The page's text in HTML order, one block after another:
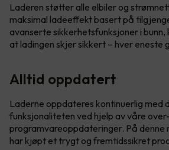
Laderen støtter alle elbiler og
maksimal ladeeffekt basert på
avanserte sikkerhetsfunksjoner i
at ladingen skjer sikkert – hver eneste
Alltid oppdatert
Laderne oppdateres kontinuerlig med
funksjonaliteten ved hjelp av våre
programvareoppdateringer. På denne
har kjøpt et trygt og fremtidssikret